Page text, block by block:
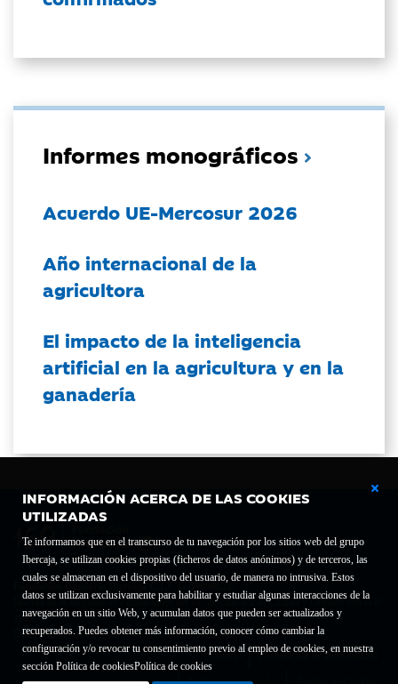
INFORMACIÓN ACERCA DE LAS COOKIES
UTILIZADAS
Te informamos que en el transcurso de tu navegación por los sitios web del grupo
Ibercaja, se utilizan cookies propias (ficheros de datos anónimos) y de terceros, las
cuales se almacenan en el dispositivo del usuario, de manera no intrusiva. Estos
datos se utilizan exclusivamente para habilitar y estudiar algunas interacciones de la
navegación en un sitio Web, y acumulan datos que pueden ser actualizados y
recuperados. Puedes obtener más información, conocer cómo cambiar la
configuración y/o revocar tu consentimiento previo al empleo de cookies, en nuestra
sección Política de cookiesPolítica de cookies
Informes monográficos
Acuerdo UE-Mercosur 2026
Año internacional de la
agricultora
El impacto de la inteligencia
artificial en la agricultura y en la
ganadería
Fundación Bancaria Ibercaja C.I.F. G-50000652.
Inscrita en el Registro de Fundaciones del Mº de Educación, Cultura y Deporte con el nº
1689.
Domicilio social: Joaquín Costa, 13. 50001 Zaragoza.
Contacto
Declaración de accesibilidad